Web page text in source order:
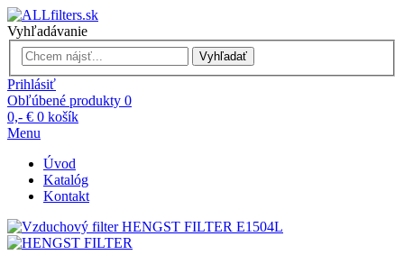
Vyhľadávanie
Vyhľadať
Prihlásiť
Obľúbené produkty 0
0,- € 0 košík
Menu
Úvod
Katalóg
Kontakt